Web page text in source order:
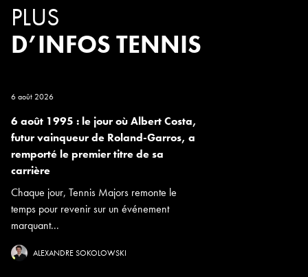
PLUS
D’INFOS TENNIS
6 août 2026
6 août 1995 : le jour où Albert Costa,
futur vainqueur de Roland-Garros, a
remporté le premier titre de sa
carrière
Chaque jour, Tennis Majors remonte le
temps pour revenir sur un événement
marquant...
ALEXANDRE SOKOLOWSKI